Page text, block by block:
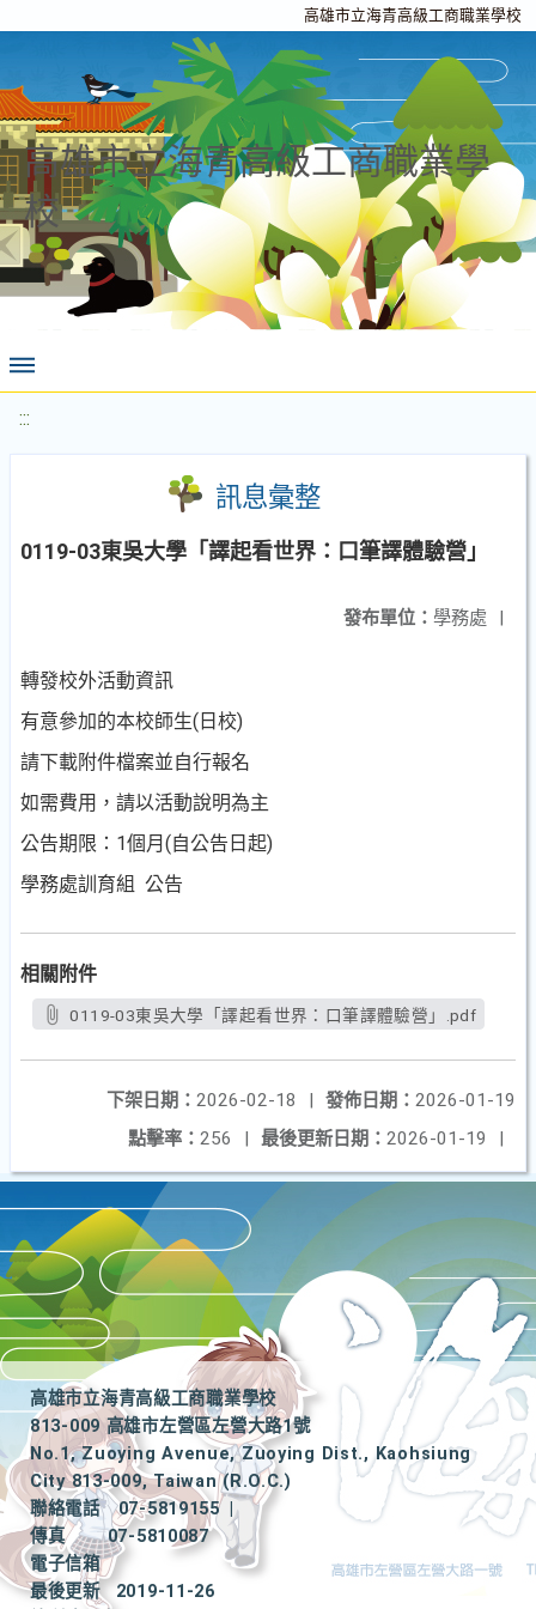
高雄市立海青高級工商職業學校
高雄市立海青高級工商職業學
校
:::
訊息彙整
0119-03東吳大學「譯起看世界：口筆譯體驗營」
發布單位： 學務處 |
轉發校外活動資訊
有意參加的本校師生(日校)
請下載附件檔案並自行報名
如需費用，請以活動說明為主
公告期限：1個月(自公告日起)
學務處訓育組 公告
相關附件
0119-03東吳大學「譯起看世界：口筆譯體驗營」.pdf
發佈日期： 2026-01-19
下架日期： 2026-02-18
|
最後更新日期： 2026-01-19 |
點擊率： 256 |
高雄市立海青高級工商職業學校
813-009 高雄市左營區左營大路1號
No.1, Zuoying Avenue, Zuoying Dist., Kaohsiung
City 813-009, Taiwan (R.O.C.)
聯絡電話
07-5819155
|
傳真
07-5810087
電子信箱
最後更新
2019-11-26